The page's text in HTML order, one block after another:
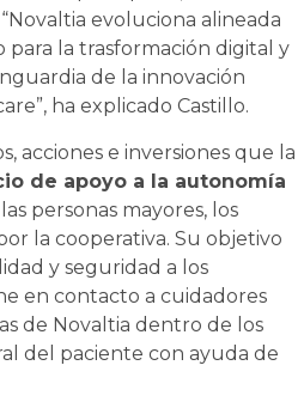
evoluciona alineada
la trasformación digital y
de la innovación
ha explicado Castillo.
acciones e inversiones que la
de apoyo a la autonomía
personas mayores, los
la cooperativa. Su objetivo
y seguridad a los
en contacto a cuidadores
de Novaltia dentro de los
del paciente con ayuda de